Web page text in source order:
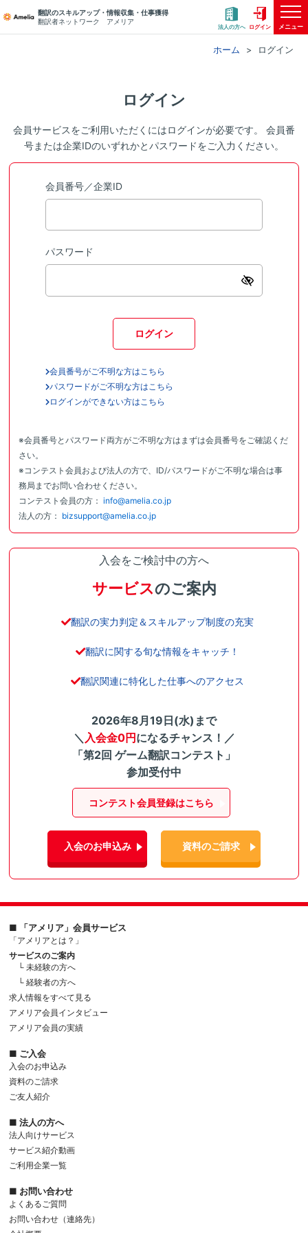
翻訳のスキルアップ・情報収集・仕事獲得
翻訳者ネットワーク アメリア
法人の方へ ログイン メニュー
ホーム ログイン
ログイン
会員サービスをご利用いただくにはログインが必要です。 会員番
号または企業IDのいずれかとパスワードをご入力ください。
会員番号／企業ID
パスワード
ログイン
会員番号がご不明な方はこちら
パスワードがご不明な方はこちら
ログインができない方はこちら
※会員番号とパスワード両方がご不明な方はまずは会員番号をご確認くだ
さい。
※コンテスト会員および法人の方で、ID/パスワードがご不明な場合は事
務局までお問い合わせください。
コンテスト会員の方： info@amelia.co.jp
法人の方： bizsupport@amelia.co.jp
入会をご検討中の方へ
サービスのご案内
翻訳の実力判定＆スキルアップ制度の充実
翻訳に関する旬な情報をキャッチ！
翻訳関連に特化した仕事へのアクセス
2026年8月19日(水)まで
＼ 入会金0円になるチャンス！／
「第2回 ゲーム翻訳コンテスト」
参加受付中
コンテスト会員登録はこちら
入会のお申込み 資料のご請求
■ 「アメリア」会員サービス
「アメリアとは？」
サービスのご案内
└ 未経験の方へ
└ 経験者の方へ
求人情報をすべて見る
アメリア会員インタビュー
アメリア会員の実績
■ ご入会
入会のお申込み
資料のご請求
ご友人紹介
■ 法人の方へ
法人向けサービス
サービス紹介動画
ご利用企業一覧
■ お問い合わせ
よくあるご質問
お問い合わせ（連絡先）